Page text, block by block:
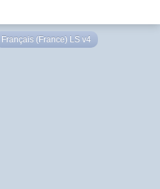
Français (France) LS v4